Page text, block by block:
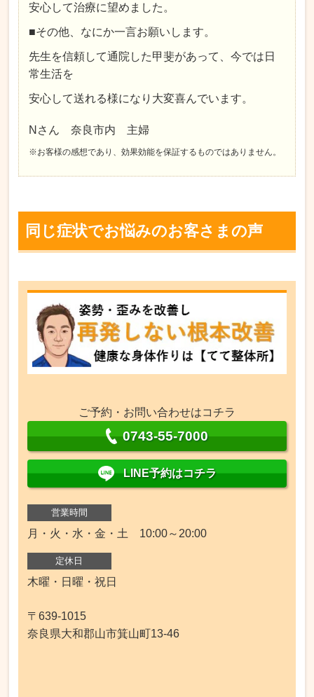
安心して治療に望めました。
■その他、なにか一言お願いします。
先生を信頼して通院した甲斐があって、今では日
常生活を
安心して送れる様になり大変喜んでいます。
Nさん 奈良市内 主婦
※お客様の感想であり、効果効能を保証するものではありません。
同じ症状でお悩みのお客さまの声
ご予約・お問い合わせはコチラ
0743-55-7000
LINE予約はコチラ
営業時間
月・火・水・金・土 10:00～20:00
定休日
木曜・日曜・祝日
〒639-1015
奈良県大和郡山市箕山町13-46